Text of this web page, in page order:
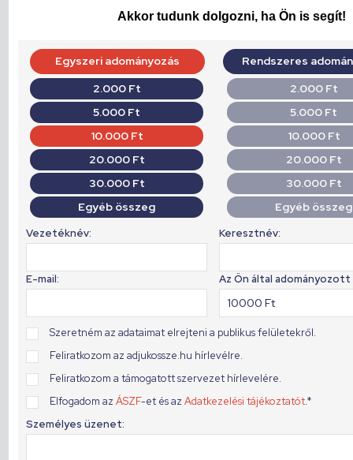
Akkor tudunk dolgozni, ha Ön is segít!